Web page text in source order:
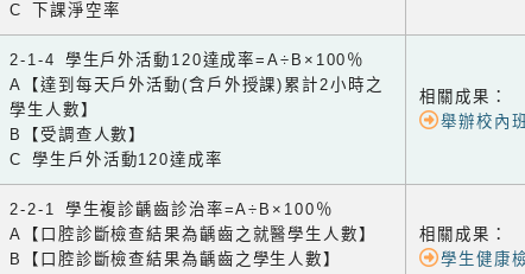
C 下課淨空率
2-1-4 學生戶外活動120達成率=A÷B×100％
A【達到每天戶外活動(含戶外授課)累計2小時之
學生人數】
B【受調查人數】
C 學生戶外活動120達成率
相關成果：
舉辦校內
2-2-1 學生複診齲齒診治率=A÷B×100％
A【口腔診斷檢查結果為齲齒之就醫學生人數】
B【口腔診斷檢查結果為齲齒之學生人數】
相關成果：
學生健康